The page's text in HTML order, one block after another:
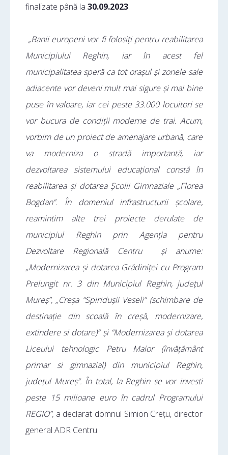
finalizate până la 30.09.2023.
„Banii europeni vor fi folosiți pentru reabilitarea
Municipiului Reghin, iar în acest fel
municipalitatea speră ca tot orașul și zonele sale
adiacente vor deveni mult mai sigure și mai bine
puse în valoare, iar cei peste 33.000 locuitori se
vor bucura de condiții moderne de trai. Acum,
vorbim de un proiect de amenajare urbană, care
va moderniza o stradă importantă, iar
dezvoltarea sistemului educațional constă în
reabilitarea și dotarea Școlii Gimnaziale „Florea
Bogdan”. În domeniul infrastructurii școlare,
reamintim alte trei proiecte derulate de
municipiul Reghin prin Agenția pentru
Dezvoltare Regională Centru și anume:
„Modernizarea și dotarea Grădiniței cu Program
Prelungit nr. 3 din Municipiul Reghin, județul
Mureș”, „Creșa “Spiridușii Veseli” (schimbare de
destinație din scoală în creșă, modernizare,
extindere si dotare)” și ”Modernizarea și dotarea
Liceului tehnologic Petru Maior (învățământ
primar si gimnazial) din municipiul Reghin,
județul Mureș”. În total, la Reghin se vor investi
peste 15 milioane euro în cadrul Programului
REGIO”, a declarat domnul Simion Crețu, director
general ADR Centru.